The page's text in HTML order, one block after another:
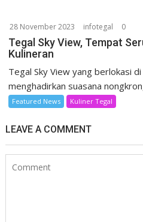
28 November 2023 infotegal 0
Tegal Sky View, Tempat
Kulineran
Tegal Sky View yang berlokasi
menghadirkan suasana
Featured News Kuliner Tegal
LEAVE A COMMENT